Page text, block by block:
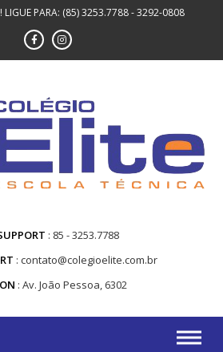
LIGUE PARA: (85) 3253.7788 - 3292-0808
85 - 3253.7788
contato@colegioelite.com.br
Av. João Pessoa, 6302